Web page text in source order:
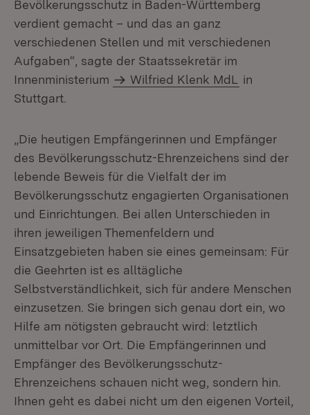
Bevölkerungsschutz in Baden-Württemberg
verdient gemacht – und das an ganz
verschiedenen Stellen und mit verschiedenen
Aufgaben“, sagte der Staatssekretär im
Innenministerium
Wilfried Klenk MdL
in
Stuttgart.
„Die heutigen Empfängerinnen und Empfänger
des Bevölkerungsschutz-Ehrenzeichens sind der
lebende Beweis für die Vielfalt der im
Bevölkerungsschutz engagierten Organisationen
und Einrichtungen. Bei allen Unterschieden in
ihren jeweiligen Themenfeldern und
Einsatzgebieten haben sie eines gemeinsam: Für
die Geehrten ist es alltägliche
Selbstverständlichkeit, sich für andere Menschen
einzusetzen. Sie bringen sich genau dort ein, wo
Hilfe am nötigsten gebraucht wird: letztlich
unmittelbar vor Ort. Die Empfängerinnen und
Empfänger des Bevölkerungsschutz-
Ehrenzeichens schauen nicht weg, sondern hin.
Ihnen geht es dabei nicht um den eigenen Vorteil,